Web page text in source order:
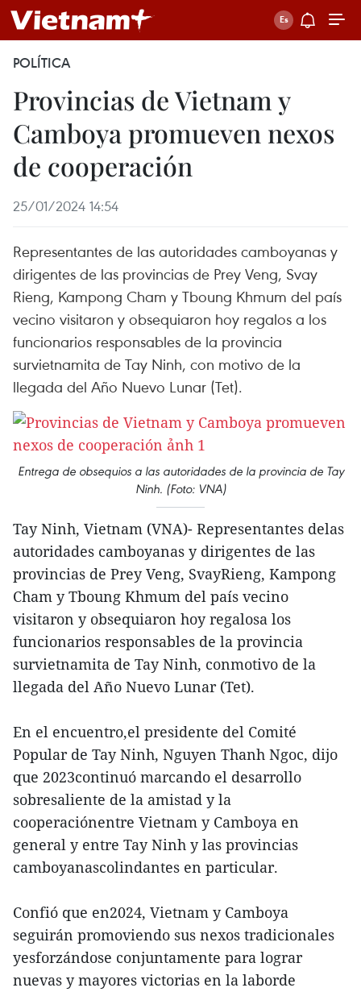
POLÍTICA
Provincias de Vietnam y
Camboya promueven nexos
de cooperación
25/01/2024 14:54
Representantes de las autoridades camboyanas y
dirigentes de las provincias de Prey Veng, Svay
Rieng, Kampong Cham y Tboung Khmum del país
vecino visitaron y obsequiaron hoy regalos a los
funcionarios responsables de la provincia
survietnamita de Tay Ninh, con motivo de la
llegada del Año Nuevo Lunar (Tet).
Entrega de obsequios a las autoridades de la provincia de Tay
Ninh. (Foto: VNA)
Tay Ninh, Vietnam (VNA)- Representantes delas
autoridades camboyanas y dirigentes de las
provincias de Prey Veng, SvayRieng, Kampong
Cham y Tboung Khmum del país vecino
visitaron y obsequiaron hoy regalosa los
funcionarios responsables de la provincia
survietnamita de Tay Ninh, conmotivo de la
llegada del Año Nuevo Lunar (Tet).
En el encuentro,el presidente del Comité
Popular de Tay Ninh, Nguyen Thanh Ngoc, dijo
que 2023continuó marcando el desarrollo
sobresaliente de la amistad y la
cooperaciónentre Vietnam y Camboya en
general y entre Tay Ninh y las provincias
camboyanascolindantes en particular.
Confió que en2024, Vietnam y Camboya
seguirán promoviendo sus nexos tradicionales
yesforzándose conjuntamente para lograr
nuevas y mayores victorias en la laborde